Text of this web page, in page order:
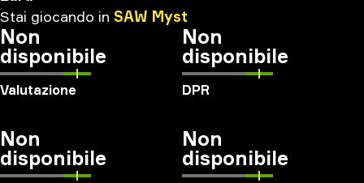
Stai giocando in SAW Myst
Non
disponibile
Valutazione
Non
disponibile
DPR
Non
disponibile
Non
disponibile